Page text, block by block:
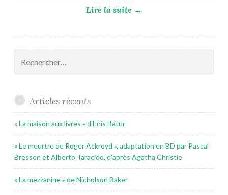
Lire la suite →
Articles récents
« La maison aux livres » d’Enis Batur
« Le meurtre de Roger Ackroyd », adaptation en BD par Pascal
Bresson et Alberto Taracido, d’après Agatha Christie
« La mezzanine » de Nicholson Baker